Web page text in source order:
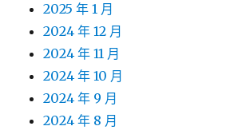
2025 年 1 月
2024 年 12 月
2024 年 11 月
2024 年 10 月
2024 年 9 月
2024 年 8 月